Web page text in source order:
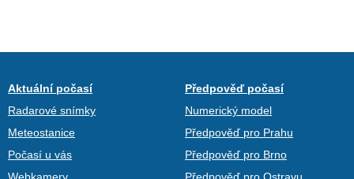
Aktuální počasí
Radarové snímky
Meteostanice
Počasí u vás
Předpověď počasí
Numerický model
Předpověď pro Prahu
Předpověď pro Brno